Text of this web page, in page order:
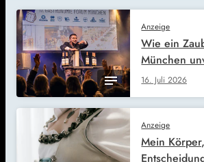
Anzeige
16. Juli 2026
Wie ein
München
Anzeige
Mein